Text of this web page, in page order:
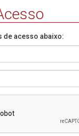
de acesso abaixo: